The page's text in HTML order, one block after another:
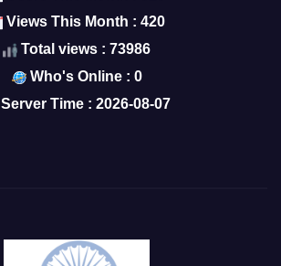
Views This Month : 420
Total views : 73986
Who's Online : 0
Server Time : 2026-08-07